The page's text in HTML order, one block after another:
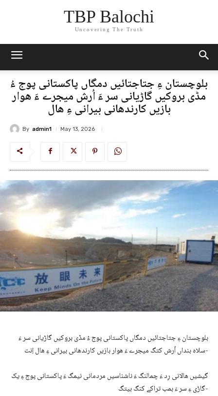
TBP Balochi
Uncovering The Truth
بلوچستان ءِ جتاجتائیں دمگاں پاکستانی پوج ءُ
مڈی بروکیں گاڑیانی سر ءَ اُرش میجرے ءَ ھوار
بازیں کارندھانی بیرانی ءِ ھال
By admin1 May 13, 2026
بلوچستان ءِ جتاجتائیں دمگاں پاکستانی پوج ءُ مڈی بروکیں گاڑیانی سر ءَ
سلاہ بنداں اُرش کتگ میجرے ءَ ھوار بازیں کارندھانی بیرانی ءِ ھال اِنت-
گیشیں ھالانی رِد ءَ چمالنگ ءَ ناشناسیں مردمانی نیمگ ءَ پاکستانی پوج ءِ یک
گاڑی ءِ سر ءَ بمب تراکے کنگ بیتگ-